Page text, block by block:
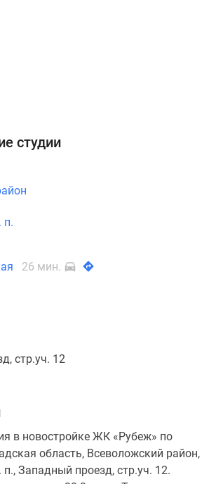
студии
п.
26 мин.
стр.уч. 12
в новостройке ЖК «Рубеж» по
область, Всеволожский район,
п., Западный проезд, стр.уч. 12.